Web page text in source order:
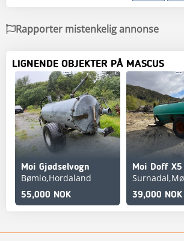
Rapporter mistenkelig annonse
LIGNENDE OBJEKTER PÅ MASCUS
Moi Gjødselvogn
Bømlo,Hordaland
55,000 NOK
Moi Doff X5
39,000 NOK